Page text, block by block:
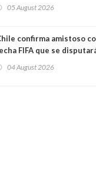
comportamiento más bajo
05 August 2026
confirma amistoso
FIFA que se
04 August 2026